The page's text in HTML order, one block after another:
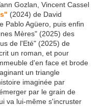
Gozlan, Vincent Cassel
(2024) de David
Pablo Agüero, puis enfin
Mères" (2025) des
de l'Eté" (2025) de
un roman, et pour
d'en face et brode
un triangle
imaginée par
par le grain de
va lui-même s'incruster